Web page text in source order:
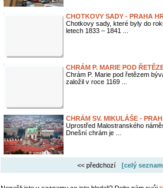
CHOTKOVY SADY - PRAHA
Chotkovy sady, které byly do
letech 1833 – 1841 ...
CHRÁM P. MARIE POD
Chrám P. Marie pod řetězem
založil v roce 1169 ...
CHRÁM SV. MIKULÁŠE -
Uprostřed Malostranského
Dnešní chrám je ...
<< předchozí [celý